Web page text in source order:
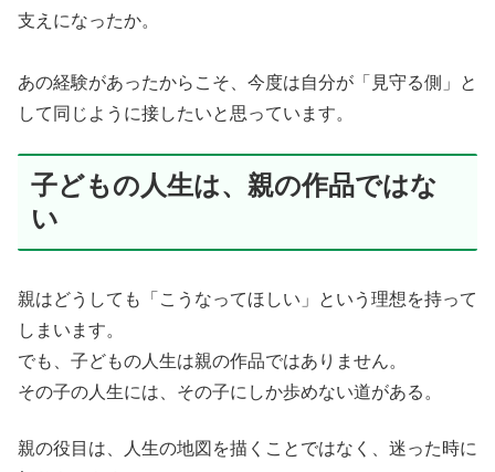
支えになったか。
あの経験があったからこそ、今度は自分が「見守る側」と
して同じように接したいと思っています。
子どもの人生は、親の作品ではな
い
親はどうしても「こうなってほしい」という理想を持って
しまいます。
でも、子どもの人生は親の作品ではありません。
その子の人生には、その子にしか歩めない道がある。
親の役目は、人生の地図を描くことではなく、迷った時に